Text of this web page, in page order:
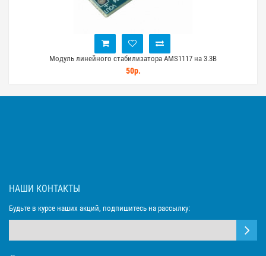
Модуль линейного стабилизатора AMS1117 на 3.3В
50р.
НАШИ КОНТАКТЫ
Будьте в курсе наших акций, подпишитесь на рассылку: